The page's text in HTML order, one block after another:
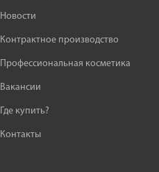
Новости
Контрактное производство
Профессиональная косметика
Вакансии
Где купить?
Контакты